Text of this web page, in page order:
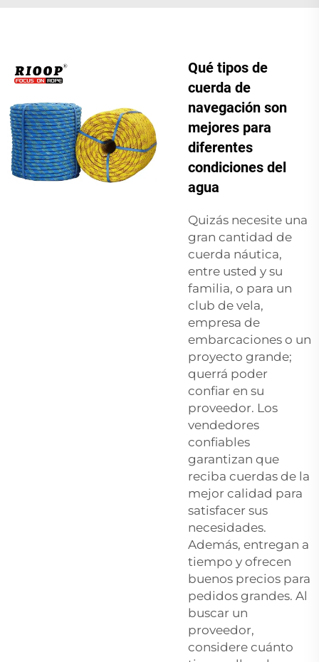
Qué tipos de
cuerda de
navegación son
mejores para
diferentes
condiciones del
agua
Quizás necesite una
gran cantidad de
cuerda náutica,
entre usted y su
familia, o para un
club de vela,
empresa de
embarcaciones o un
proyecto grande;
querrá poder
confiar en su
proveedor. Los
vendedores
confiables
garantizan que
reciba cuerdas de la
mejor calidad para
satisfacer sus
necesidades.
Además, entregan a
tiempo y ofrecen
buenos precios para
pedidos grandes. Al
buscar un
proveedor,
considere cuánto